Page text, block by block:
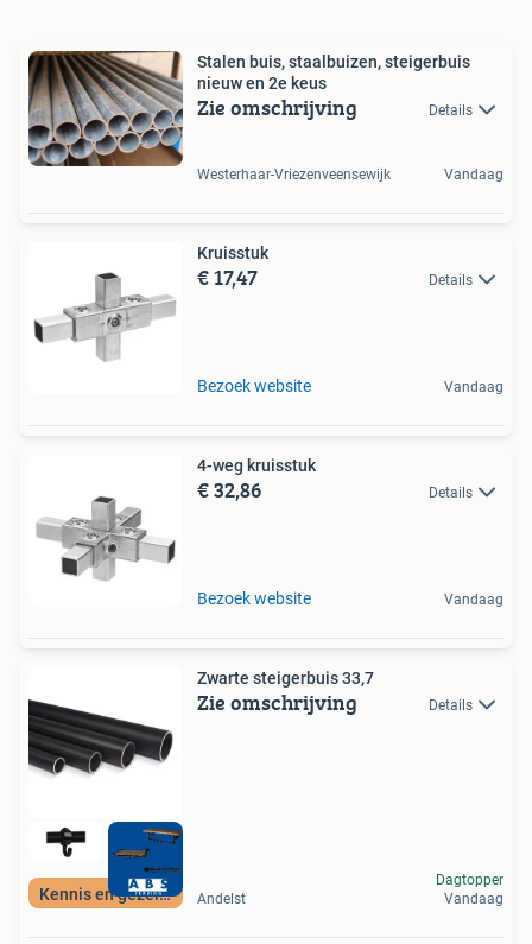
Stalen buis, staalbuizen, steigerbuis
nieuw en 2e keus
Zie omschrijving Details
Westerhaar-Vriezenveensewijk Vandaag
Kruisstuk
€ 17,47 Details
Bezoek website Vandaag
4-weg kruisstuk
€ 32,86 Details
Bezoek website Vandaag
Kennis en gezellig
Zwarte steigerbuis 33,7
Zie omschrijving Details
Andelst
Dagtopper
Vandaag